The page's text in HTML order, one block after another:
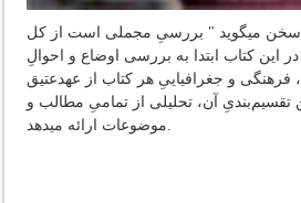
سخن میگوید " بررسی‌ِ مجملی است از کل
این کتاب ابتدا به بررسی اوضاع و احوالِ
فرهنگی‌ و جغرافیاییِ هر کتاب از عهد‌عتیق
آن، تحلیلی از تمامیِ مطالب و